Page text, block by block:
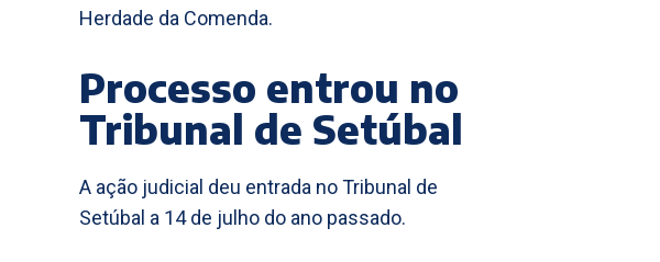
Herdade da Comenda.
Processo entrou no
Tribunal de Setúbal
A ação judicial deu entrada no Tribunal de
Setúbal a 14 de julho do ano passado.